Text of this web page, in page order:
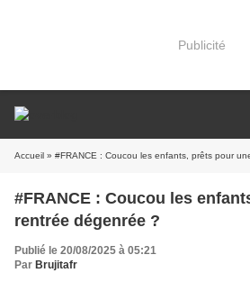
Publicité
Accueil » #FRANCE : Coucou les enfants, prêts pour
#FRANCE : Coucou les
rentrée dégenrée ?
Publié le 20/08/2025 à 05:21
Par Brujitafr